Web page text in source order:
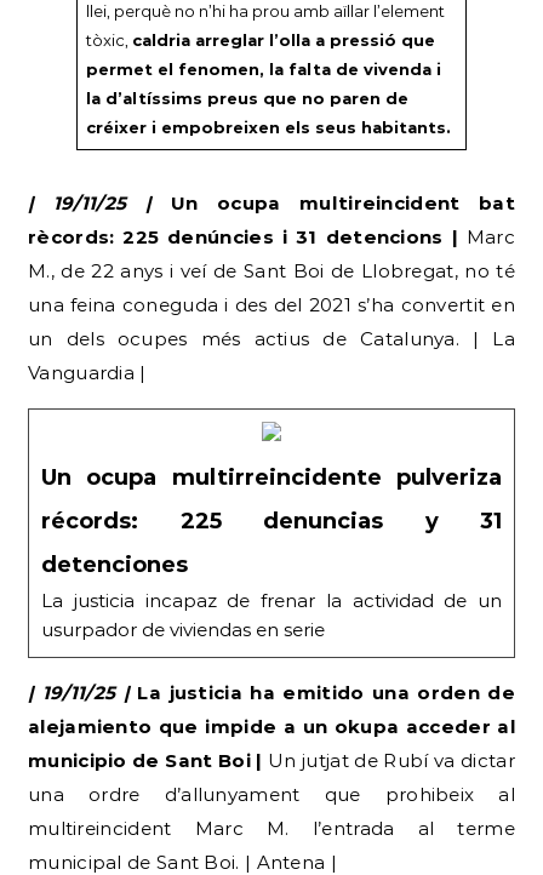
llei, perquè no n’hi ha prou amb aïllar l’element
tòxic, caldria arreglar l’olla a pressió que
permet el fenomen, la falta de vivenda i
la d’altíssims preus que no paren de
créixer i empobreixen els seus habitants.
| 19/11/25 |Un ocupa multireincident bat
rècords: 225 denúncies i 31 detencions | Marc
M., de 22 anys i veí de Sant Boi de Llobregat, no té
una feina coneguda i des del 2021 s’ha convertit en
un dels ocupes més actius de Catalunya. | La
Vanguardia |
Un ocupa multirreincidente pulveriza
récords: 225 denuncias y 31
detenciones
La justicia incapaz de frenar la actividad de un
usurpador de viviendas en serie
| 19/11/25 |La justicia ha emitido una orden de
alejamiento que impide a un okupa acceder al
municipio de Sant Boi | Un jutjat de Rubí va dictar
una ordre d’allunyament que prohibeix al
multireincident Marc M. l’entrada al terme
municipal de Sant Boi. | Antena |